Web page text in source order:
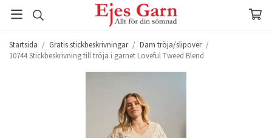
Startsida / Gratis stickbeskrivningar / Dam tröja/slipover /
10744 Stickbeskrivning till tröja i garnet Loveful Tweed Blend